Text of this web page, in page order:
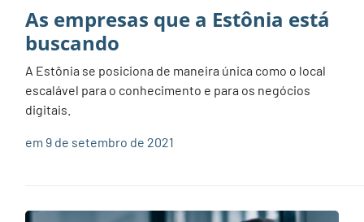
As empresas que a Estônia está
buscando
A Estônia se posiciona de maneira única como o local
escalável para o conhecimento e para os negócios
digitais.
em 9 de setembro de 2021